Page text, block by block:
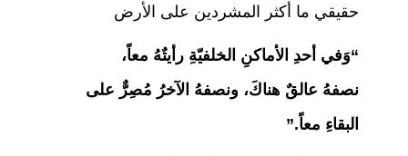
حقيقي ما أكثر المشردين على الأرض
“وَفي أحدِ الأماكنِ الخلفيّةِ رأيتٌهُ معاً،
نصفهُ عالقٌ هناكَ، ونصفهُ الآخرُ مُصِرٌّ على
البقاءِ معاً.”